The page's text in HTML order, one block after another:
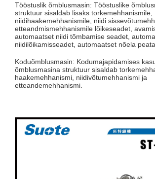
Tööstuslik õmblusmasin: Tööstuslike
struktuur sisaldab lisaks torkemehhanismile,
niidihaakemehhanismile, niidi
etteandmismehhanismile lõikeseadet,
automaatset niidi tõmbamise seadet,
niidilõikamisseadet, automaatset nõela
Koduõmblusmasin: Kodumajapidamises
õmblusmasina struktuur sisaldab
haakemehhanismi, niidivõtumehhanismi ja
etteandemehhanismi.